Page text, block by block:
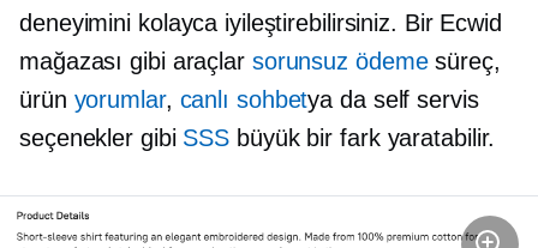
deneyimini kolayca iyileştirebilirsiniz. Bir Ecwid
mağazası gibi araçlar sorunsuz ödemesüreç,
ürün yorumlar, canlı sohbetya da self servis
seçenekler gibi SSS büyük bir fark yaratabilir.